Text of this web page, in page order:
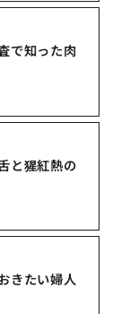
で知った肉
と猩紅熱の
きたい婦人